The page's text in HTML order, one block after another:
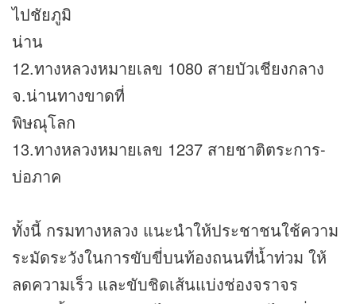
ไปชัยภูมิ
น่าน
12.ทางหลวงหมายเลข 1080 สายบัวเชียงกลาง
จ.น่านทางขาดที่
พิษณุโลก
13.ทางหลวงหมายเลข 1237 สายชาติตระการ-
บ่อภาค
ทั้งนี้ กรมทางหลวง แนะนำให้ประชาชนใช้ความ
ระมัดระวังในการขับขี่บนท้องถนนที่น้ำท่วม ให้
ลดความเร็ว และขับชิดเส้นแบ่งช่องจราจร